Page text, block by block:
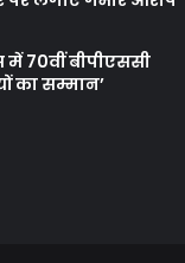
70वीं बीपीएससी
का सम्मान’